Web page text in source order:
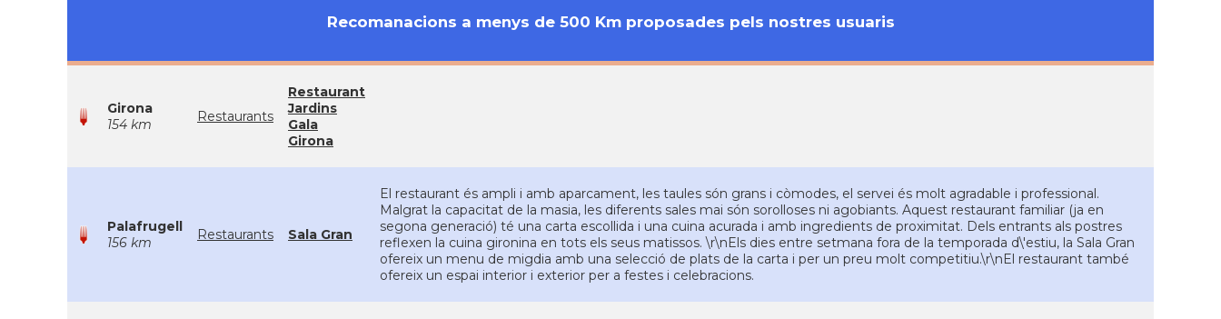
Recomanacions a menys de 500 Km proposades pels nostres usuaris
Girona
154 km
Restaurants
Restaurant
Jardins
Gala
Girona
Palafrugell
156 km
Restaurants Sala Gran
El restaurant és ampli i amb aparcament, les taules són grans i còmodes, el servei és molt agradable i professional.
Malgrat la capacitat de la masia, les diferents sales mai són sorolloses ni agobiants. Aquest restaurant familiar (ja en
segona generació) té una carta escollida i una cuina acurada i amb ingredients de proximitat. Dels entrants als postres
reflexen la cuina gironina en tots els seus matissos. \r\nEls dies entre setmana fora de la temporada d\'estiu, la Sala Gran
ofereix un menu de migdia amb una selecció de plats de la carta i per un preu molt competitiu.\r\nEl restaurant també
ofereix un espai interior i exterior per a festes i celebracions.